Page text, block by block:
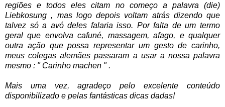
regiões e todos eles citam no começo a palavra (die)
Liebkosung , mas logo depois voltam atrás dizendo que
talvez só a avó deles falaria isso. Por falta de um termo
geral que envolva cafuné, massagem, afago, e qualquer
outra ação que possa representar um gesto de carinho,
meus colegas alemães passaram a usar a nossa palavra
mesmo : " Carinho machen " .
Mais uma vez, agradeço pelo excelente conteúdo
disponibilizado e pelas fantásticas dicas dadas!